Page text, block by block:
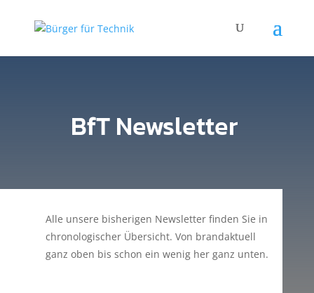
BfT Newsletter
Alle unsere bisherigen Newsletter finden Sie in
chronologischer Übersicht. Von brandaktuell
ganz oben bis schon ein wenig her ganz unten.